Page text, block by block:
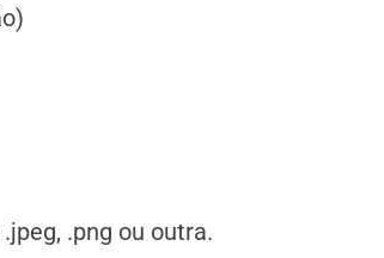
.png ou outra.